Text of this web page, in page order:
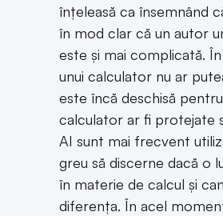
înțeleasă ca însemnând
în mod clar că un autor
este și mai complicată.
unui calculator nu ar
este încă deschisă
calculator ar fi protejate
AI sunt mai frecvent
greu să discerne dacă o
în materie de calcul și
diferența. În acel